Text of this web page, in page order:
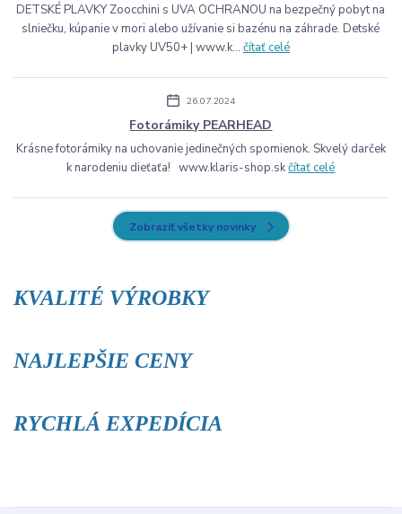
DETSKÉ PLAVKY Zoocchini s UVA OCHRANOU na bezpečný pobyt na
slniečku, kúpanie v mori alebo užívanie si bazénu na záhrade. Detské
plavky UV50+ | www.k... čítať celé
26.07.2024
Fotorámiky PEARHEAD
Krásne fotorámiky na uchovanie jedinečných spomienok. Skvelý darček
k narodeniu dieťaťa! www.klaris-shop.skčítať celé
Zobraziť všetky novinky
KVALITÉ VÝROBKY
NAJLEPŠIE CENY
RYCHLÁ EXPEDÍCIA